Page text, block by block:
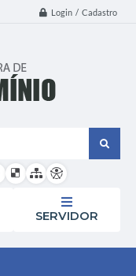
Login / Cadastro
SERVIDOR